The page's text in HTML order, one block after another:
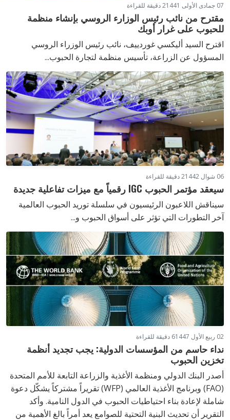
07 جمادى الأولى 1441 2 دقيقة للقراءة
مقترح من نائب رئيس الوزارء الروسي بإنشاء منظمة
للحبوب على غرار أوبك
اقترح السيد أليكسي غوردييف، نائب رئيس الوزراء الروسي
المسؤول عن الزراعة، تأسيس منظمة لتجارة الحبوب...
06 شوال 1442 2 دقيقة للقراءة
سيعقد مؤتمر الحبوب IGC رقمياً مع ميزات تفاعلية جديدة
سيناقش اللاعبون الرئيسيون في سلسلة توريد الحبوب العالمية
آخر التطورات التي تؤثر على أسواق الحبوب و...
02 ربيع الأول 1447 6 دقيقة للقراءة
نداء حاسم من المؤسسات الدولية: يجب تجديد أنظمة
تخزين الحبوب
أصدر البنك الدولي ومنظمة الأغذية والزراعة التابعة للأمم المتحدة
(FAO) وبرنامج الأغذية العالمي (WFP) تقريراً مشتركاً يشكّل دعوة
شاملة لإعادة بناء احتياطيات الحبوب في الدول النامية. وأكد
التقرير أن تحديث البنية التحتية للصوامع يعد أمراً بالغ الأهمية من